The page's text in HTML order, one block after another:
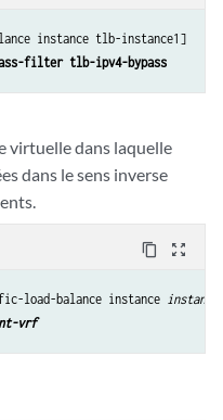
instance tlb-instance1]
filter tlb-ipv4-bypass
virtuelle dans laquelle
dans le sens inverse
content_copy zoom_out_map
load-balance instance instance-
vrf